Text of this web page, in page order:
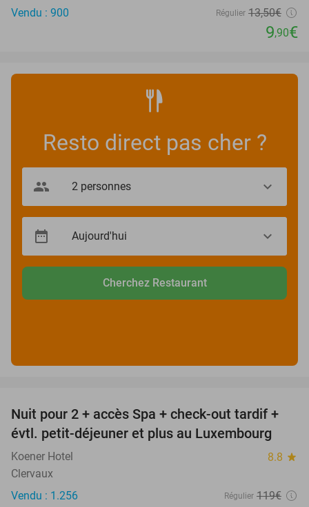
Vendu : 900
Régulier 13,50€
9,90€
Resto direct pas cher ?
Cherchez Restaurant
17%
Nuit pour 2 + accès Spa + check-out tardif +
évtl. petit-déjeuner et plus au Luxembourg
Koener Hotel 8.8 star
Clervaux
Vendu : 1.256
Régulier 119€